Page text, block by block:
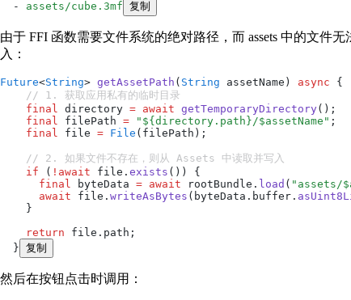
  -
assets/cube.3mf 复制
由于 FFI 函数需要文件系统的绝对路径，而 assets 中的文件
入：
Future<String> getAssetPath ( String assetName) async {
    // 1. 获取应用私有的临时目录
    final
directory = await getTemporaryDirectory();
    final
filePath = " ${ directory . path }/$assetName " ;
    final
file = File (filePath);
    // 2. 如果文件不存在，则从 Assets 中读取并写入
    if
( ! await file. exists ()) {
      final
byteData = await rootBundle. load ( "assets/$
      await
file. writeAsBytes (byteData.buffer.
    }
    return
file.path;
  }
复制
然后在按钮点击时调用：